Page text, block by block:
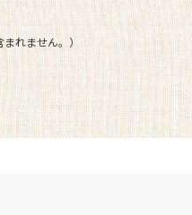
れません。）